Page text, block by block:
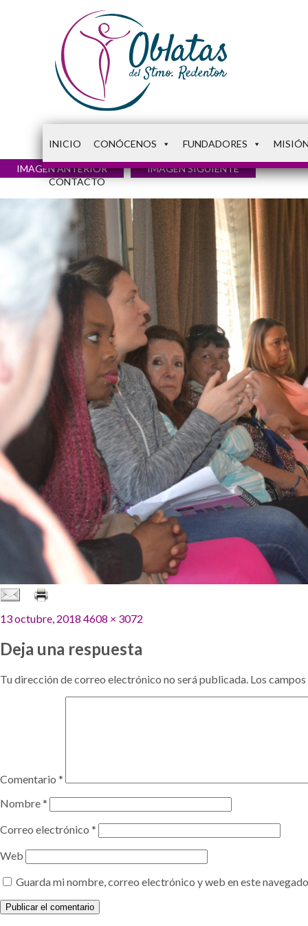
INICIO CONÓCENOS FUNDADORES MISIÓN
CONTACTO
IMAGEN ANTERIOR IMAGEN SIGUIENTE
Publicado
13 octubre, 2018 Tamaño
4608 × 3072
Deja una respuesta
Tu dirección de correo electrónico no será publicada. Los
Comentario *
Nombre*
Correo electrónico *
Web
Guarda mi nombre, correo electrónico y web en este